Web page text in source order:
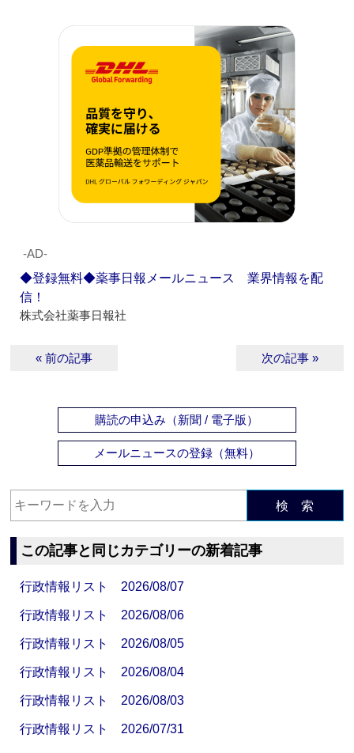
‐AD‐
◆登録無料◆薬事日報メールニュース 業界情報を配
信！
株式会社薬事日報社
« 前の記事 次の記事 »
購読の申込み（新聞 / 電子版）
メールニュースの登録（無料）
検 索
この記事と同じカテゴリーの新着記事
行政情報リスト 2026/08/07
行政情報リスト 2026/08/06
行政情報リスト 2026/08/05
行政情報リスト 2026/08/04
行政情報リスト 2026/08/03
行政情報リスト 2026/07/31